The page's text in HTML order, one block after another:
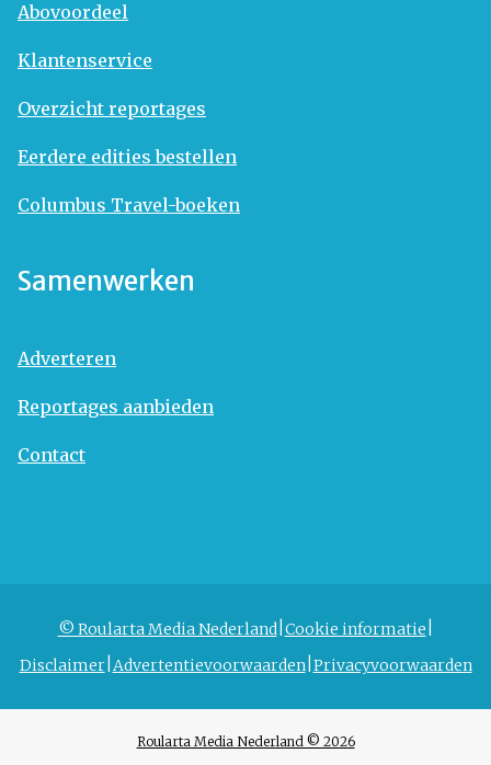
Abovoordeel
Klantenservice
Overzicht reportages
Eerdere edities bestellen
Columbus Travel-boeken
Samenwerken
Adverteren
Reportages aanbieden
Contact
© Roularta Media Nederland Cookie informatie
Disclaimer Advertentievoorwaarden Privacyvoorwaarden
Roularta Media Nederland © 2026